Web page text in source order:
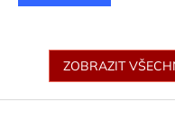
ZOBRAZIT